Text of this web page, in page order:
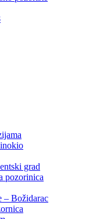
grad
pozorinica
– Božidarac